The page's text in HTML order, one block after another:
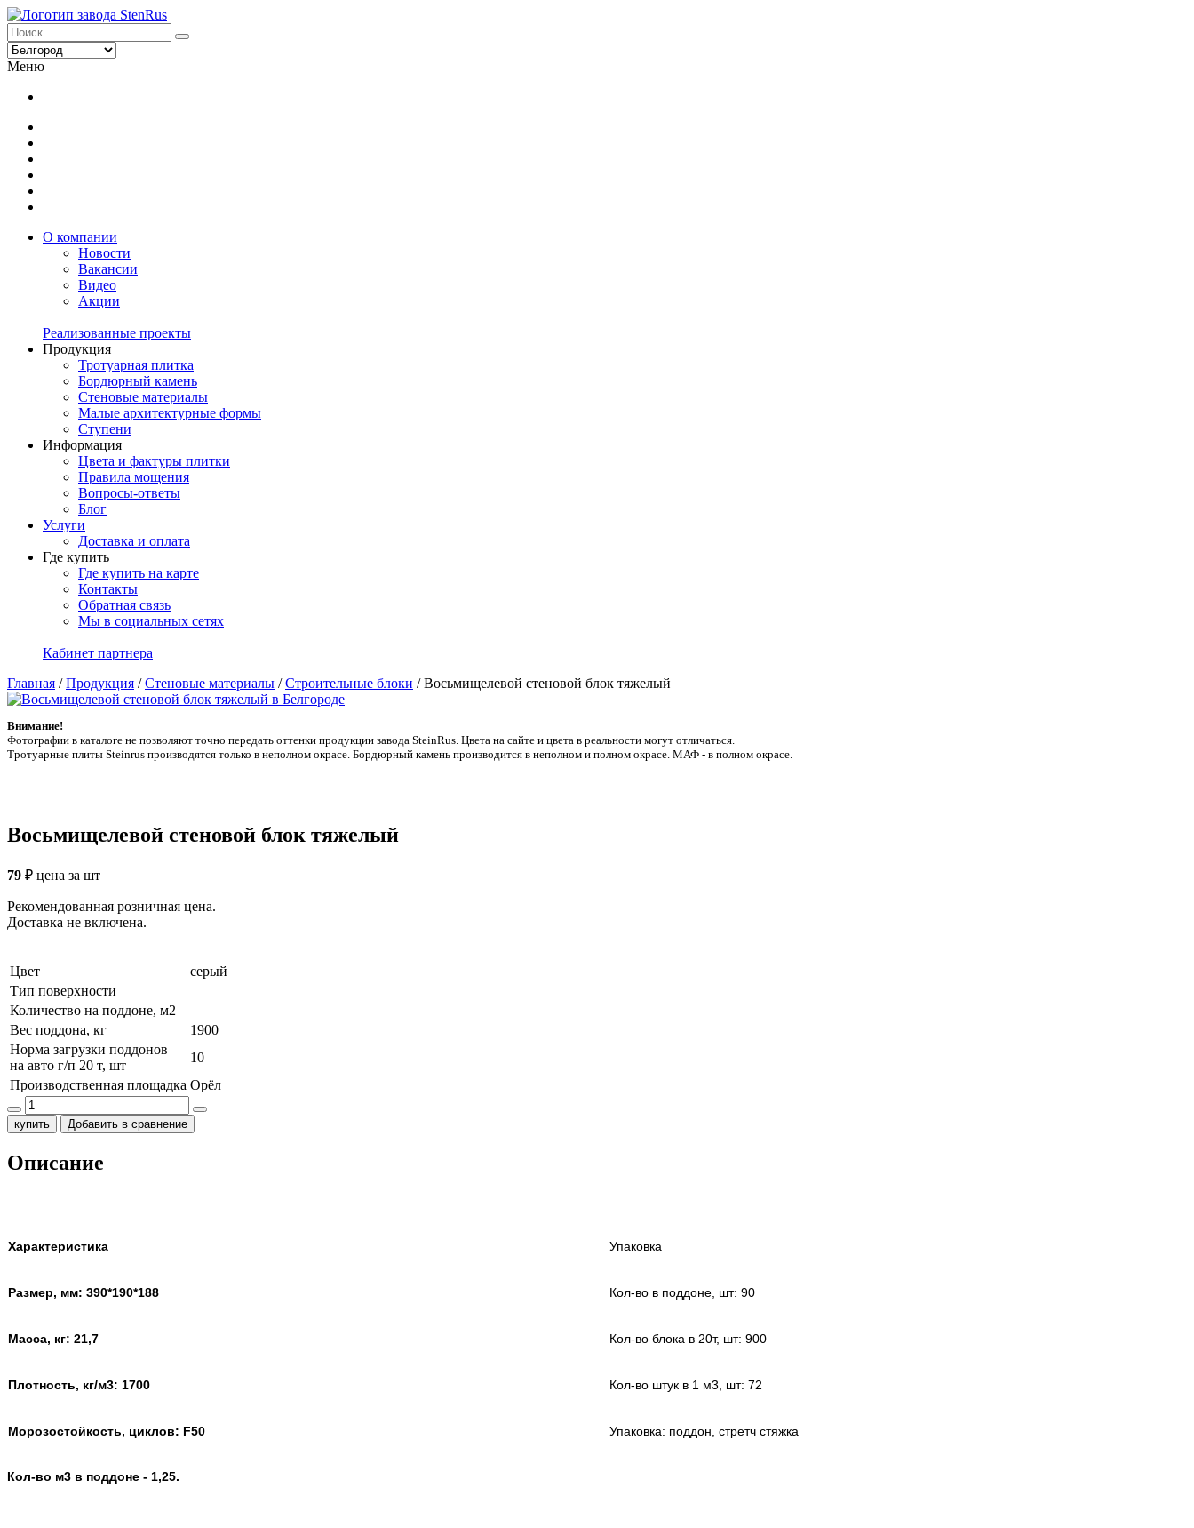
Меню
О компании
Новости
Вакансии
Видео
Акции
Реализованные проекты
Продукция
Тротуарная плитка
Бордюрный камень
Стеновые материалы
Малые архитектурные формы
Ступени
Информация
Цвета и фактуры плитки
Правила мощения
Вопросы-ответы
Блог
Услуги
Доставка и оплата
Где купить
Где купить на карте
Контакты
Обратная связь
Мы в социальных сетях
Кабинет партнера
Главная /Продукция /Стеновые материалы /Строительные блоки /Восьмищелевой стеновой блок тяжелый
Внимание!
Фотографии в каталоге не позволяют точно передать оттенки продукции заводa SteinRus. Цвета на сайте и цвета в реальности могут отличаться.
Тротуарные плиты Steinrus производятся только в неполном окрасе. Бордюрный камень производится в неполном и полном окрасе. МАФ - в полном окрасе.
Восьмищелевой стеновой блок тяжелый
79 ₽ цена за шт
Рекомендованная розничная цена.
Доставка не включена.
Цвет
серый
Тип поверхности
Количество на поддоне, м2
Вес поддона, кг
1900
Норма загрузки поддонов
на авто г/п 20 т, шт
10
Производственная площадка Орёл
купить Добавить в сравнение
Описание
Характеристика Упаковка
Размер, мм: 390*190*188 Кол-во в поддоне, шт: 90
Масса, кг: 21,7 Кол-во блока в 20т, шт: 900
Плотность, кг/м3: 1700 Кол-во штук в 1 м3, шт: 72
Морозостойкость, циклов: F50 Упаковка: поддон, стретч стяжка
Кол-во м3 в поддоне - 1,25.